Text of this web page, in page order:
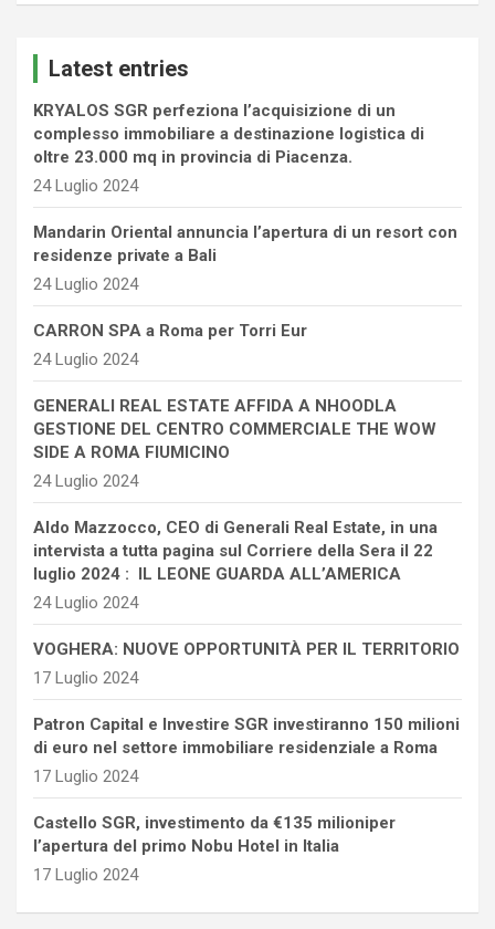
Latest entries
KRYALOS SGR perfeziona l’acquisizione di un
complesso immobiliare a destinazione logistica di
oltre 23.000 mq in provincia di Piacenza.
24 Luglio 2024
Mandarin Oriental annuncia l’apertura di un resort con
residenze private a Bali
24 Luglio 2024
CARRON SPA a Roma per Torri Eur
24 Luglio 2024
GENERALI REAL ESTATE AFFIDA A NHOODLA
GESTIONE DEL CENTRO COMMERCIALE THE WOW
SIDE A ROMA FIUMICINO
24 Luglio 2024
Aldo Mazzocco, CEO di Generali Real Estate, in una
intervista a tutta pagina sul Corriere della Sera il 22
luglio 2024 : IL LEONE GUARDA ALL’AMERICA
24 Luglio 2024
VOGHERA: NUOVE OPPORTUNITÀ PER IL TERRITORIO
17 Luglio 2024
Patron Capital e Investire SGR investiranno 150 milioni
di euro nel settore immobiliare residenziale a Roma
17 Luglio 2024
Castello SGR, investimento da €135 milioniper
l’apertura del primo Nobu Hotel in Italia
17 Luglio 2024